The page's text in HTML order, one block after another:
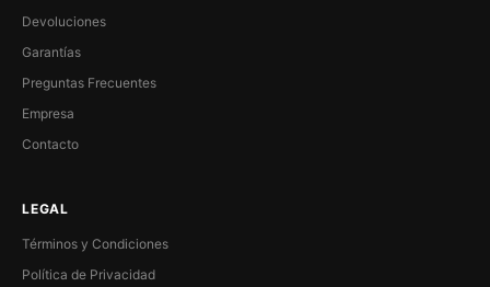
Devoluciones
Garantías
Preguntas Frecuentes
Empresa
Contacto
LEGAL
Términos y Condiciones
Política de Privacidad